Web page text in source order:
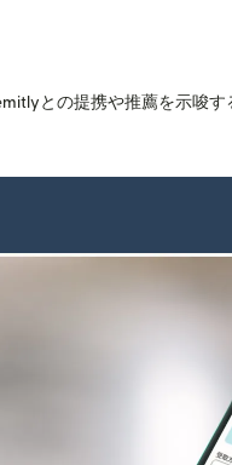
との提携や推薦を示唆す